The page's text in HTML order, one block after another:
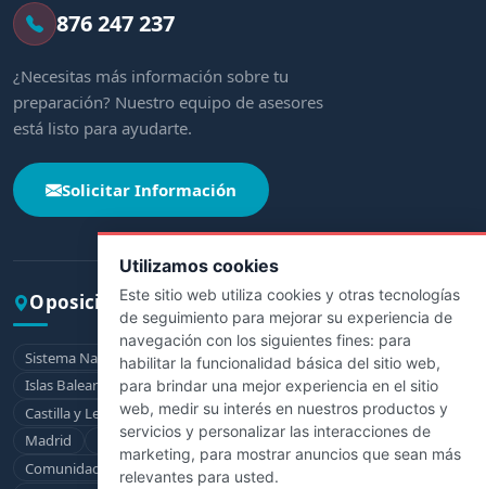
Utilizamos cookies
Este sitio web utiliza cookies y otras tecnologías
de seguimiento para mejorar su experiencia de
navegación con los siguientes fines: para
habilitar la funcionalidad básica del sitio web,
para brindar una mejor experiencia en el sitio
web, medir su interés en nuestros productos y
servicios y personalizar las interacciones de
marketing, para mostrar anuncios que sean más
relevantes para usted.
876 247 237
¿Necesitas más información sobre tu
preparación? Nuestro equipo de asesores
está listo para ayudarte.
Solicitar Información
Oposiciones por comunidad
Sistema Nacional de Salud Andalucía Aragón
Asturias
Islas Baleares
Canarias Cantabria
Castilla-La Mancha
Castilla y León
Cataluña Extremadura Galicia
La Rioja
Madrid
Murcia Navarra
País Vasco
Comunidad Valenciana
Ceuta
Melilla